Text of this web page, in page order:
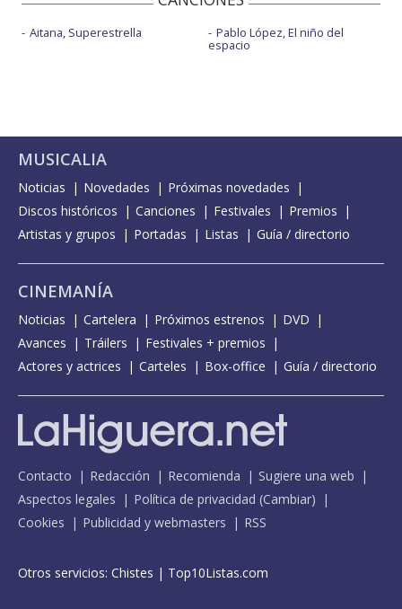
Aitana, Superestrella Pablo López, El niño del
espacio
MUSICALIA
Noticias Novedades
Próximas novedades
Discos históricos
Canciones Festivales
Premios
Artistas y grupos
Portadas Listas Guía / directorio
CINEMANÍA
Noticias Cartelera Próximos estrenos
DVD
Avances
Tráilers
Festivales + premios
Actores y actrices
Carteles Box-office Guía / directorio
Contacto Redacción Recomienda
Sugiere una web
Aspectos legales
Política de privacidad (Cambiar)
Cookies
Publicidad y webmasters RSS
Otros servicios: Chistes | Top10Listas.com